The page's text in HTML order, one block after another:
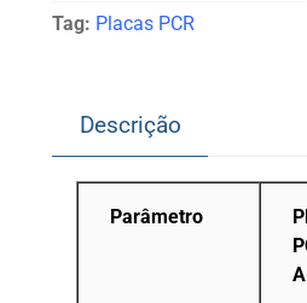
Tag: Placas PCR
Descrição
Parâmetro